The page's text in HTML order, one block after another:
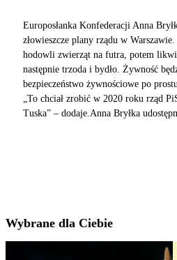
Europosłanka Konfederacji Anna
złowieszcze plany rządu w
hodowli zwierząt na futra, potem
następnie trzoda i bydło. Żywność
bezpieczeństwo żywnościowe po
„To chciał zrobić w 2020 roku rząd
Tuska” – dodaje.Anna Bryłka
Wybrane dla Ciebie